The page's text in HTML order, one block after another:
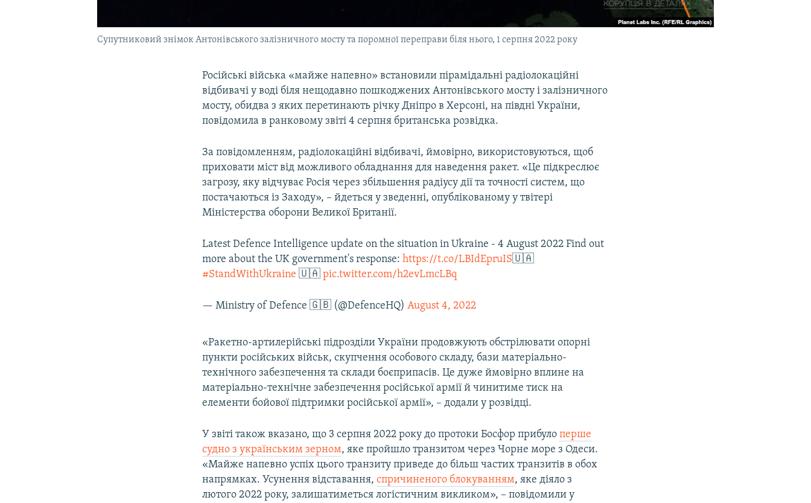
Супутниковий знімок Антонівського залізничного мосту та поромної переправи біля нього, 1 серпня 2022 року
Російські війська «майже напевно» встановили пірамідальні радіолокаційні
відбивачі у воді біля нещодавно пошкоджених Антонівського мосту і залізничного
мосту, обидва з яких перетинають річку Дніпро в Херсоні, на півдні України,
повідомила в ранковому звіті 4 серпня британська розвідка.
За повідомленням, радіолокаційні відбивачі, ймовірно, використовуються, щоб
приховати міст від можливого обладнання для наведення ракет. «Це підкреслює
загрозу, яку відчуває Росія через збільшення радіусу дії та точності систем, що
постачаються із Заходу», – йдеться у зведенні, опублікованому у твітері
Міністерства оборони Великої Британії.
Latest Defence Intelligence update on the situation in Ukraine - 4 August 2022 Find out
more about the UK government's response:https://t.co/LBIdEpruIS🇺🇦
#StandWithUkraine 🇺🇦pic.twitter.com/h2evLmcLBq
— Ministry of Defence 🇬🇧 (@DefenceHQ)August 4, 2022
«Ракетно-артилерійські підрозділи України продовжують обстрілювати опорні
пункти російських військ, скупчення особового складу, бази матеріально-
технічного забезпечення та склади боєприпасів. Це дуже ймовірно вплине на
матеріально-технічне забезпечення російської армії й чинитиме тиск на
елементи бойової підтримки російської армії», – додали у розвідці.
У звіті також вказано, що 3 серпня 2022 року до протоки Босфор прибулоперше
судно з українським зерном, яке пройшло транзитом через Чорне море з Одеси.
«Майже напевно успіх цього транзиту приведе до більш частих транзитів в обох
напрямках. Усунення відставання,спричиненого блокуванням, яке діяло з
лютого 2022 року, залишатиметься логістичним викликом», – повідомили у